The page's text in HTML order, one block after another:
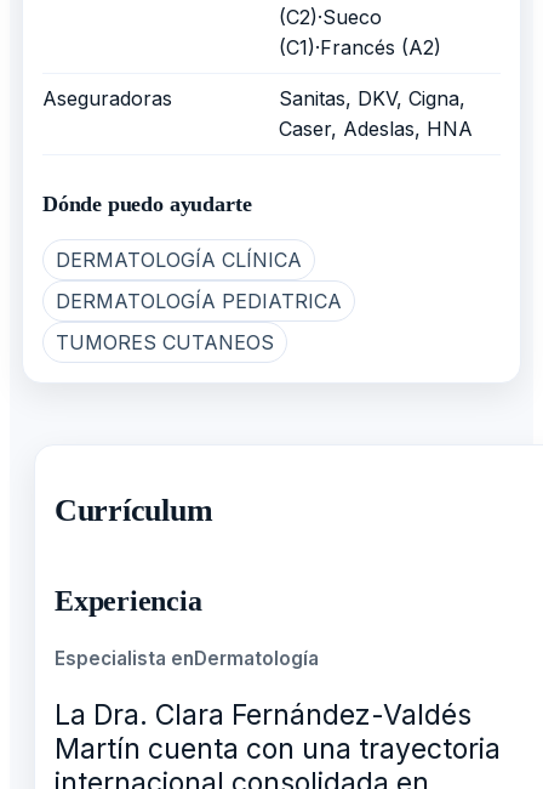
(C2)·Sueco
(C1)·Francés (A2)
Aseguradoras
Sanitas, DKV, Cigna,
Caser, Adeslas, HNA
Dónde puedo ayudarte
DERMATOLOGÍA CLÍNICA
DERMATOLOGÍA PEDIATRICA
TUMORES CUTANEOS
Currículum
Experiencia
Especialista enDermatología
La Dra. Clara Fernández-Valdés
Martín cuenta con una trayectoria